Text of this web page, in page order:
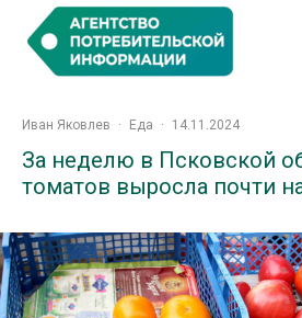
Иван Яковлев · Еда · 14.11.2024
За неделю в Псковской
томатов выросла почти